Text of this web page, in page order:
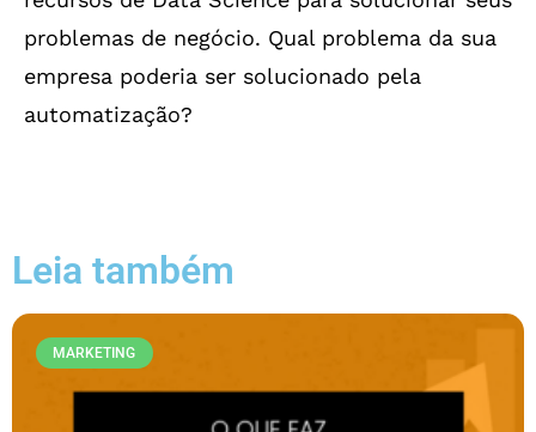
problemas de negócio. Qual problema da sua
empresa poderia ser solucionado pela
automatização?
Leia também
MARKETING